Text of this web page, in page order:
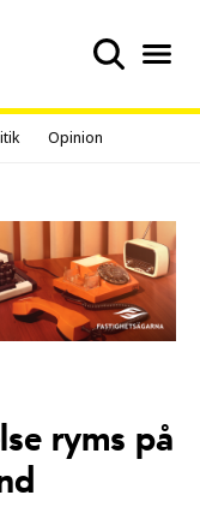
Opinion
ryms på